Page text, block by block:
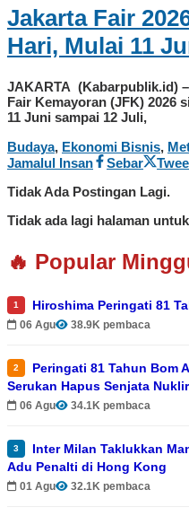
Jakarta Fair
Hari, Mulai 11
JAKARTA (Kabarpublik.id)
Fair Kemayoran (JFK) 2026
11 Juni sampai 12 Juli,
Budaya, Ekonomi Bisnis,
Jamalul Insan
Sebar
Tidak Ada Postingan Lagi.
Tidak ada lagi halaman
🔥 Popular
1 Hiroshima Peringati 81
06 Agu 38.9K pembaca
2
Peringati 81 Tahun Bom
Serukan Hapus Senjata Nuklir
06 Agu 34.1K pembaca
3
Inter Milan Taklukkan
Adu Penalti di Hong Kong
01 Agu 32.1K pembaca